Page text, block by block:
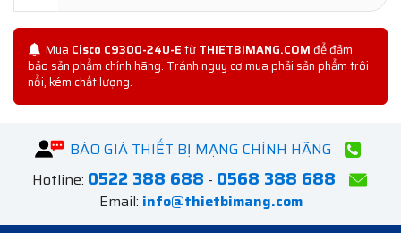
Mua Cisco C9300-24U-EtừTHIETBIMANG.COMđể đảm
bảo sản phẩm chính hãng. Tránh nguy cơ mua phải sản phẩm trôi
nổi, kém chất lượng.
BÁO GIÁ THIẾT BỊ MẠNG CHÍNH HÃNG
Hotline: 0522 388 688 - 0568 388 688
Email: info@thietbimang.com